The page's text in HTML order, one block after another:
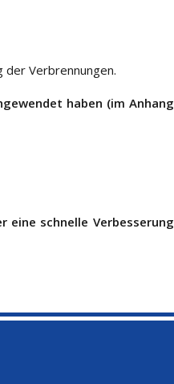
der Verbrennungen.
haben (im Anhang
eine schnelle Verbesserung